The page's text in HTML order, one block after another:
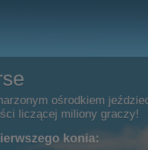
ośrodkiem
liczącej miliony graczy!
konia: